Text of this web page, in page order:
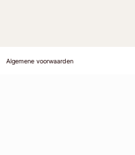
Algemene voorwaarden